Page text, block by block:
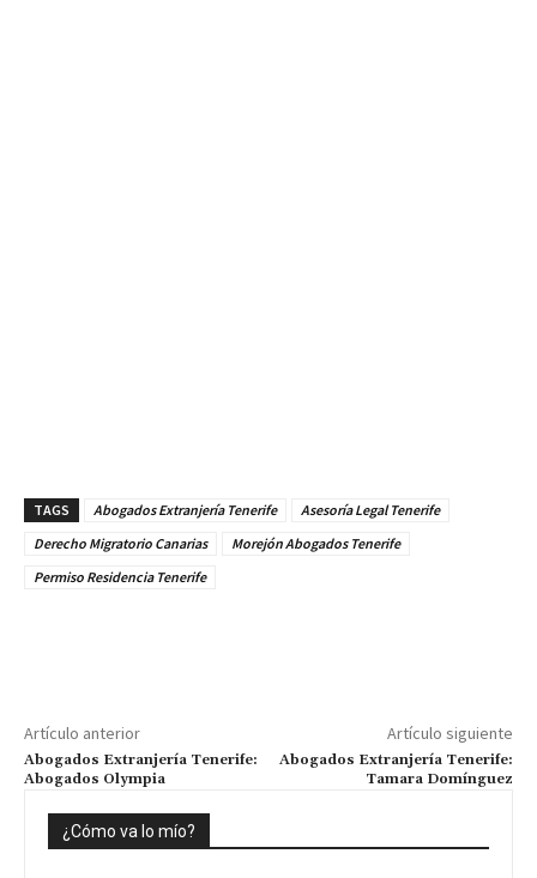
TAGS Abogados Extranjería Tenerife
Asesoría Legal Tenerife
Derecho Migratorio Canarias
Morejón Abogados Tenerife
Permiso Residencia Tenerife
Artículo anterior
Abogados Extranjería Tenerife:
Abogados Olympia
Artículo siguiente
Abogados Extranjería Tenerife:
Tamara Domínguez
¿Cómo va lo mío?